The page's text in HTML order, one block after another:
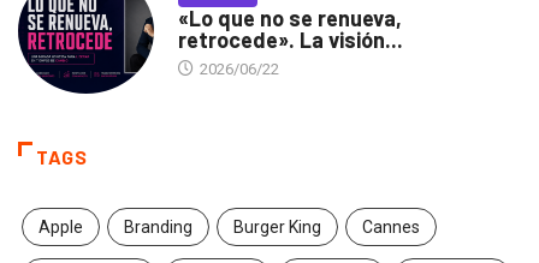
«Lo que no se renueva,
retrocede». La visión...
2026/06/22
TAGS
Apple Branding Burger King Cannes